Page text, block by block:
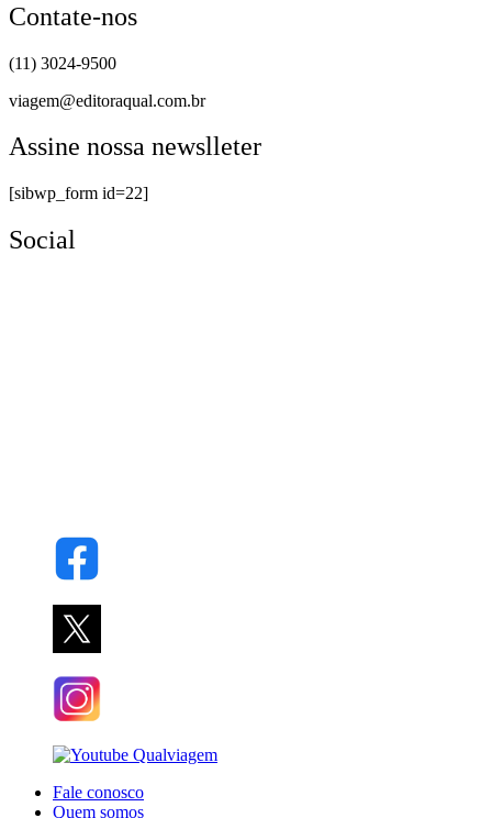
Contate-nos
(11) 3024-9500
viagem@editoraqual.com.br
Assine nossa newslleter
[sibwp_form id=22]
Social
Fale conosco
Quem somos